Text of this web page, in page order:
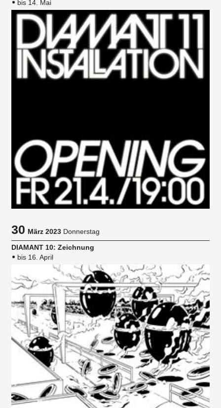
bis 14. Mai
30März 2023 Donnerstag
DIAMANT 10: Zeichnung
bis 16. April